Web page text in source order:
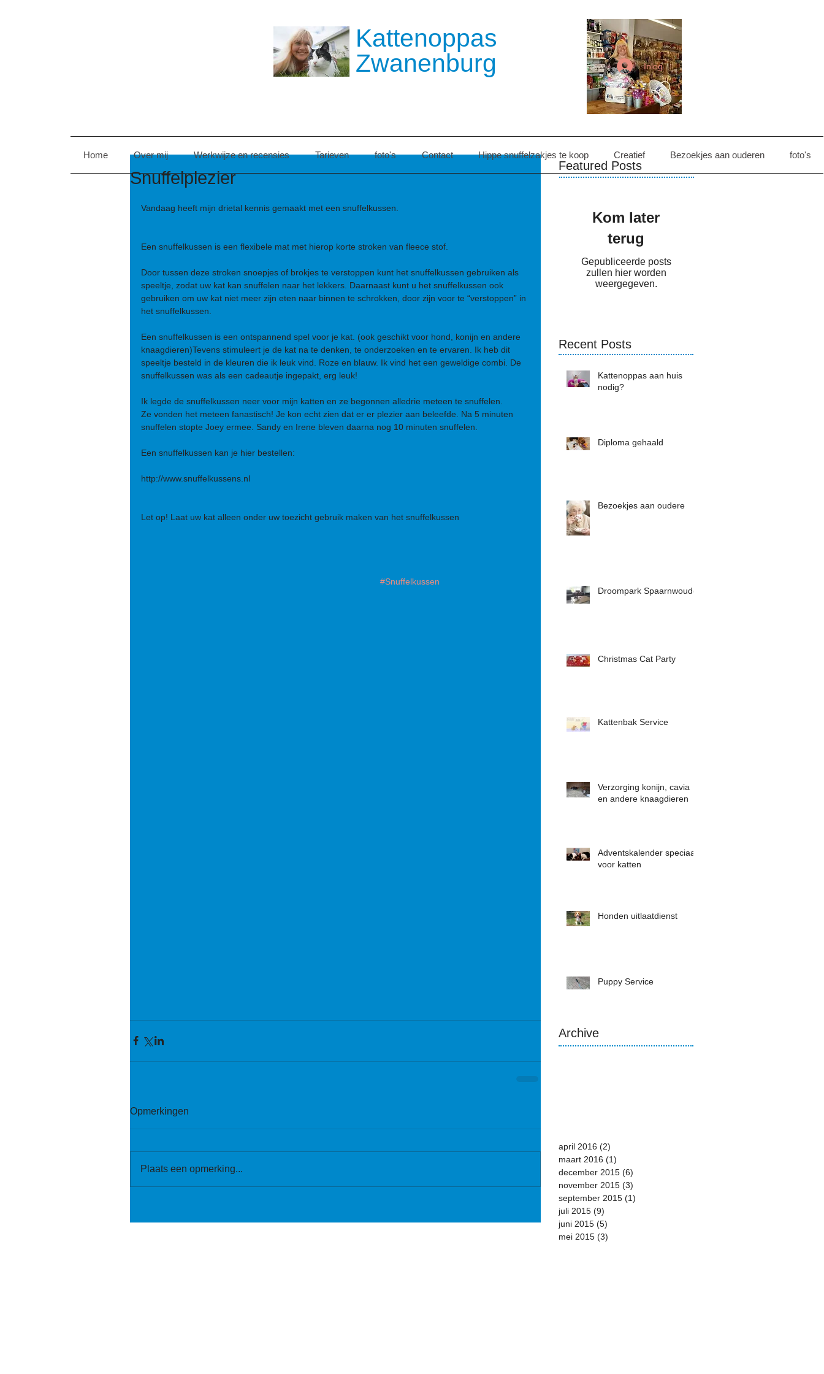
​​Kattenoppas
Zwanenburg
Inloggen
Snuffelplezier
Vandaag heeft mijn drietal kennis gemaakt met een snuffelkussen.
Een snuffelkussen is een flexibele mat met hierop korte stroken van fleece stof.
Door tussen deze stroken snoepjes of brokjes te verstoppen kunt het snuffelkussen gebruiken als
speeltje, zodat uw kat kan snuffelen naar het lekkers. Daarnaast kunt u het snuffelkussen ook
gebruiken om uw kat niet meer zijn eten naar binnen te schrokken, door zijn voor te “verstoppen” in
het snuffelkussen.
Een snuffelkussen is een ontspannend spel voor je kat. (ook geschikt voor hond, konijn en andere
knaagdieren)Tevens stimuleert je de kat na te denken, te onderzoeken en te ervaren. Ik heb dit
speeltje besteld in de kleuren die ik leuk vind. Roze en blauw. Ik vind het een geweldige combi. De
snuffelkussen was als een cadeautje ingepakt, erg leuk!
Ik legde de snuffelkussen neer voor mijn katten en ze begonnen alledrie meteen te snuffelen.
Ze vonden het meteen fanastisch! Je kon echt zien dat er er plezier aan beleefde. Na 5 minuten
snuffelen stopte Joey ermee. Sandy en Irene bleven daarna nog 10 minuten snuffelen.
Een snuffelkussen kan je hier bestellen:
http://www.snuffelkussens.nl
Let op! Laat uw kat alleen onder uw toezicht gebruik maken van het snuffelkussen
#Snuffelkussen
Opmerkingen
Plaats een opmerking...
Featured Posts
Kom later
terug
Gepubliceerde posts
zullen hier worden
weergegeven.
Recent Posts
Kattenoppas aan huis
nodig?
Diploma gehaald
Bezoekjes aan oudere
Droompark Spaarnwoude
Christmas Cat Party
Kattenbak Service
Verzorging konijn, cavia
en andere knaagdieren
Adventskalender speciaal
voor katten
Honden uitlaatdienst
Puppy Service
Archive
april 2016 (2)
maart 2016 (1)
december 2015 (6)
november 2015 (3)
september 2015 (1)
juli 2015 (9)
juni 2015 (5)
mei 2015 (3)
Home Over mij Werkwijze en recensies Tarieven foto's Contact Hippe snuffelzakjes te koop Creatief Bezoekjes aan ouderen foto's